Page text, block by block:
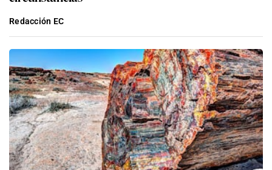
Redacción EC